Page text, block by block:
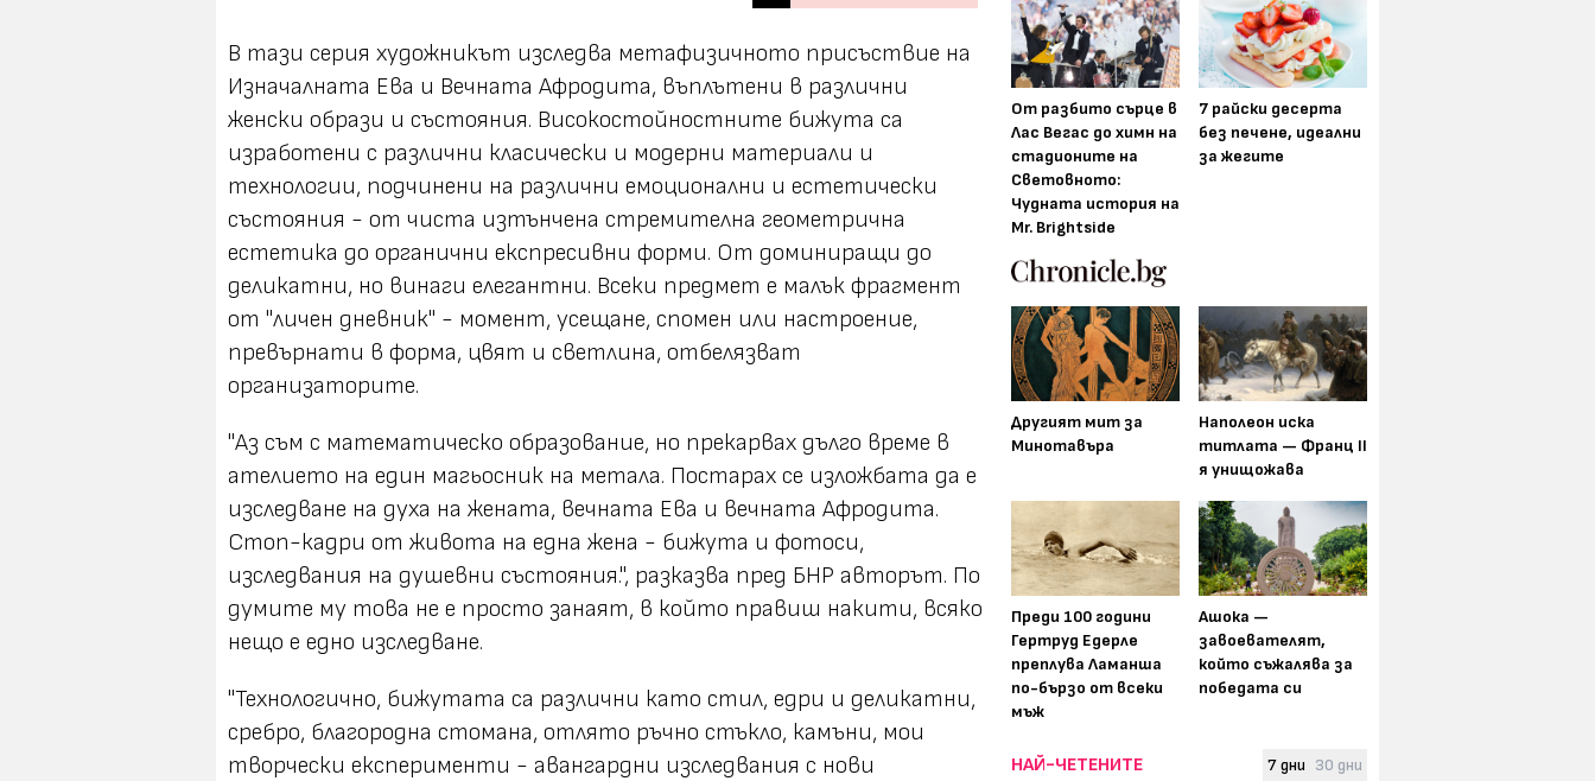
В тази серия художникът изследва метафизичното присъствие на
Изначалната Ева и Вечната Афродита, въплътени в различни
женски образи и състояния. Високостойностните бижута са
изработени с различни класически и модерни материали и
технологии, подчинени на различни емоционални и естетически
състояния - от чиста изтънчена стремителна геометрична
естетика до органични експресивни форми. От доминиращи до
деликатни, но винаги елегантни. Всеки предмет е малък фрагмент
от "личен дневник" - момент, усещане, спомен или настроение,
превърнати в форма, цвят и светлина, отбелязват
организаторите.
"Аз съм с математическо образование, но прекарвах дълго време в
ателието на един магьосник на метала. Постарах се изложбата да е
изследване на духа на жената, вечната Ева и вечната Афродита.
Стоп-кадри от живота на една жена - бижута и фотоси,
изследвания на душевни състояния.", разказва пред БНР авторът. По
думите му това не е просто занаят, в който правиш накити, всяко
нещо е едно изследване.
"Технологично, бижутата са различни като стил, едри и деликатни,
сребро, благородна стомана, отлято ръчно стъкло, камъни, мои
творчески експерименти - авангардни изследвания с нови
От разбито сърце в
Лас Вегас до химн на
стадионите на
Световното:
Чудната история на
Mr. Brightside
7 райски десерта
без печене, идеални
за жегите
Другият мит за
Минотавъра
Наполеон иска
титлата — Франц II
я унищожава
Преди 100 години
Гертруд Едерле
преплува Ламанша
по-бързо от всеки
мъж
Ашока —
завоевателят,
който съжалява за
победата си
НАЙ-ЧЕТЕНИТЕ 7 дни 30 дни